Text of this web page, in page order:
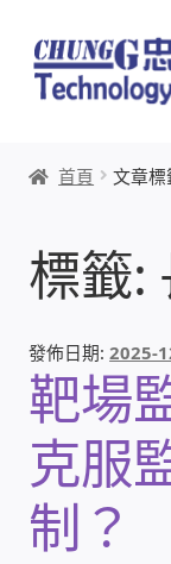
跳
至
導
列
跳
至
主
內
本站文章導
創辦人:林慶
頭份獅
竹南百齡
首頁 文章標
標籤:
發佈日期:2025-
靶場
克服
制？